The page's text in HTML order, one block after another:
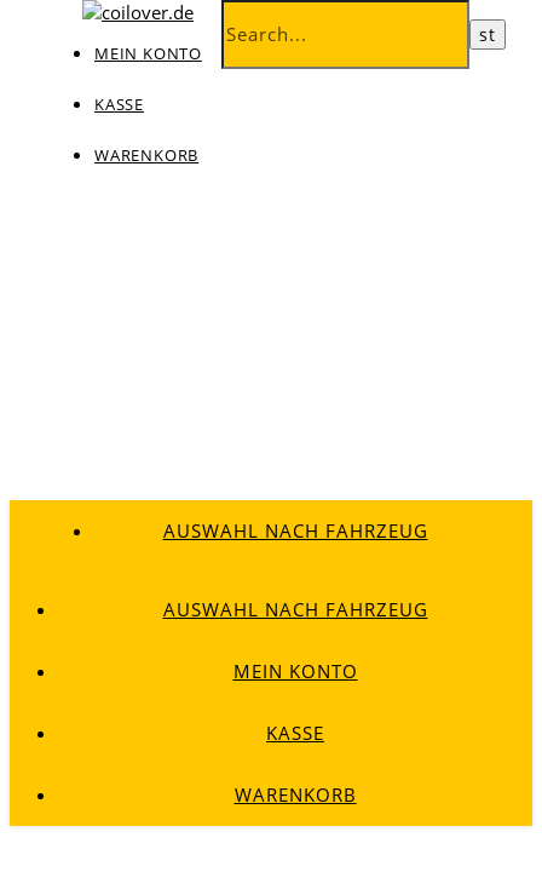
MEIN KONTO
KASSE
WARENKORB
AUSWAHL NACH FAHRZEUG
AUSWAHL NACH FAHRZEUG
MEIN KONTO
KASSE
WARENKORB